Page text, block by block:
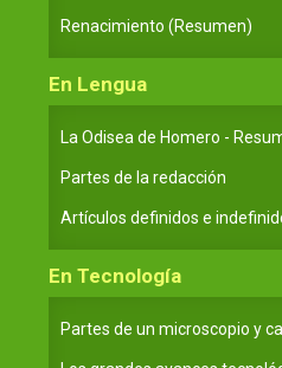
Renacimiento (Resumen)
En Lengua
La Odisea de Homero -
Partes de la redacción
Artículos definidos e
En Tecnología
Partes de un microscopio y